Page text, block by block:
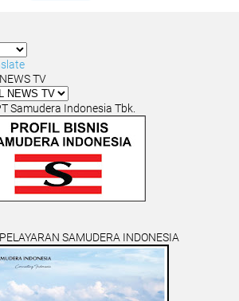
TV
Samudera Indonesia Tbk.
SAMUDERA INDONESIA